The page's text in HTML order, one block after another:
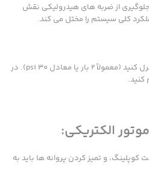
از ضربه های هیدرولیکی نقش
کلی سیستم را مختل می کند.
ماهانه فشار باد مخزن را با گیج کنترل کنید (معمولاً ۲ بار یا معادل ۳۰ psi). در
کنید.
الکتریکی:
کوپلینگ، و تمیز کردن پروانه ها باید به